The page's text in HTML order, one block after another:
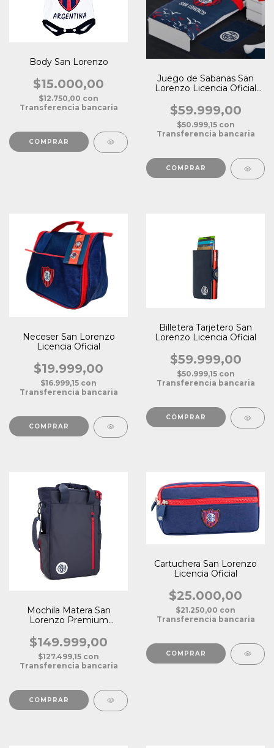
Body San Lorenzo
$15.000,00
$12.750,00 con
Transferencia bancaria
COMPRAR
Juego de Sabanas San
Lorenzo Licencia Oficial
$59.999,00
$50.999,15 con
Transferencia bancaria
Neceser San Lorenzo
Licencia Oficial
$19.999,00
$16.999,15 con
Transferencia bancaria
Billetera Tarjetero San
Lorenzo Licencia Oficial
$59.999,00
$50.999,15 con
Transferencia bancaria
Mochila Matera San
Lorenzo Premium
$149.999,00
$127.499,15 con
Transferencia bancaria
Cartuchera San Lorenzo
Licencia Oficial
$25.000,00
$21.250,00 con
Transferencia bancaria